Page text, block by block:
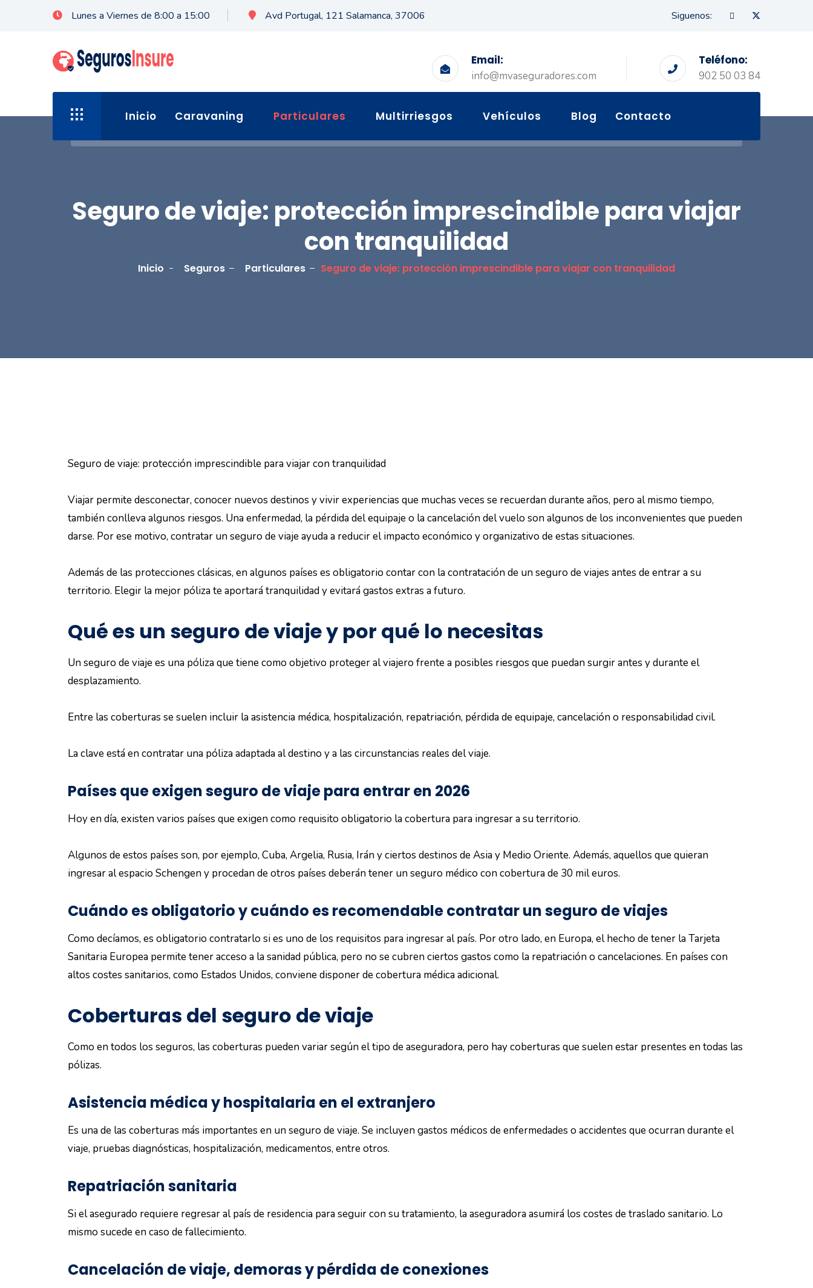
Lunes a Viernes de 8:00 a 15:00 Avd Portugal, 121 Salamanca, 37006 Siguenos:
Email:
info@mvaseguradores.com
Teléfono:
902 50 03 84
Inicio Caravaning Particulares Multirriesgos Vehículos Blog Contacto
Seguro de viaje: protección imprescindible para viajar
con tranquilidad
Inicio Seguros Particulares Seguro de viaje: protección imprescindible para viajar con tranquilidad
Seguro de viaje: protección imprescindible para viajar con tranquilidad
Viajar permite desconectar, conocer nuevos destinos y vivir experiencias que muchas veces se recuerdan durante años, pero al mismo tiempo,
también conlleva algunos riesgos. Una enfermedad, la pérdida del equipaje o la cancelación del vuelo son algunos de los inconvenientes que pueden
darse. Por ese motivo, contratar un seguro de viaje ayuda a reducir el impacto económico y organizativo de estas situaciones.
Además de las protecciones clásicas, en algunos países es obligatorio contar con la contratación de un seguro de viajes antes de entrar a su
territorio. Elegir la mejor póliza te aportará tranquilidad y evitará gastos extras a futuro.
Qué es un seguro de viaje y por qué lo necesitas
Un seguro de viaje es una póliza que tiene como objetivo proteger al viajero frente a posibles riesgos que puedan surgir antes y durante el
desplazamiento.
Entre las coberturas se suelen incluir la asistencia médica, hospitalización, repatriación, pérdida de equipaje, cancelación o responsabilidad civil.
La clave está en contratar una póliza adaptada al destino y a las circunstancias reales del viaje.
Países que exigen seguro de viaje para entrar en 2026
Hoy en día, existen varios países que exigen como requisito obligatorio la cobertura para ingresar a su territorio.
Algunos de estos países son, por ejemplo, Cuba, Argelia, Rusia, Irán y ciertos destinos de Asia y Medio Oriente. Además, aquellos que quieran
ingresar al espacio Schengen y procedan de otros países deberán tener un seguro médico con cobertura de 30 mil euros.
Cuándo es obligatorio y cuándo es recomendable contratar un seguro de viajes
Como decíamos, es obligatorio contratarlo si es uno de los requisitos para ingresar al país. Por otro lado, en Europa, el hecho de tener la Tarjeta
Sanitaria Europea permite tener acceso a la sanidad pública, pero no se cubren ciertos gastos como la repatriación o cancelaciones. En países con
altos costes sanitarios, como Estados Unidos, conviene disponer de cobertura médica adicional.
Coberturas del seguro de viaje
Como en todos los seguros, las coberturas pueden variar según el tipo de aseguradora, pero hay coberturas que suelen estar presentes en todas las
pólizas.
Asistencia médica y hospitalaria en el extranjero
Es una de las coberturas más importantes en un seguro de viaje. Se incluyen gastos médicos de enfermedades o accidentes que ocurran durante el
viaje, pruebas diagnósticas, hospitalización, medicamentos, entre otros.
Repatriación sanitaria
Si el asegurado requiere regresar al país de residencia para seguir con su tratamiento, la aseguradora asumirá los costes de traslado sanitario. Lo
mismo sucede en caso de fallecimiento.
Cancelación de viaje, demoras y pérdida de conexiones